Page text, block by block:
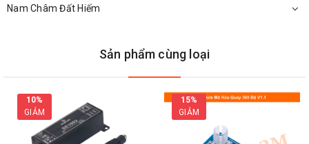
Nam Châm Đất Hiếm
Sản phẩm cùng loại
10%
GIẢM
15%
GIẢM